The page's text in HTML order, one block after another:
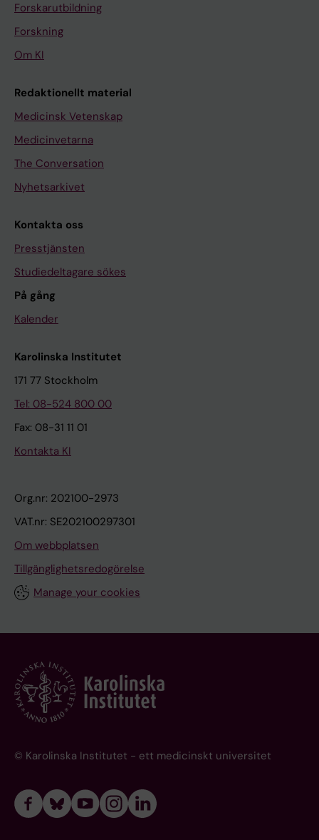
Forskarutbildning
Forskning
Om KI
Redaktionellt material
Medicinsk Vetenskap
Medicinvetarna
The Conversation
Nyhetsarkivet
Kontakta oss
Presstjänsten
Studiedeltagare sökes
På gång
Kalender
Karolinska Institutet
171 77 Stockholm
Tel: 08-524 800 00
Fax: 08-31 11 01
Kontakta KI
Org.nr: 202100-2973
VAT.nr: SE202100297301
Om webbplatsen
Tillgänglighetsredogörelse
Manage your cookies
© Karolinska Institutet - ett medicinskt universitet